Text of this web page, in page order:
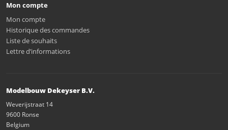
Mon compte
Mon compte
Historique des commandes
Liste de souhaits
Lettre d’informations
Modelbouw Dekeyser B.V.
Weverijstraat 14
9600 Ronse
Belgium